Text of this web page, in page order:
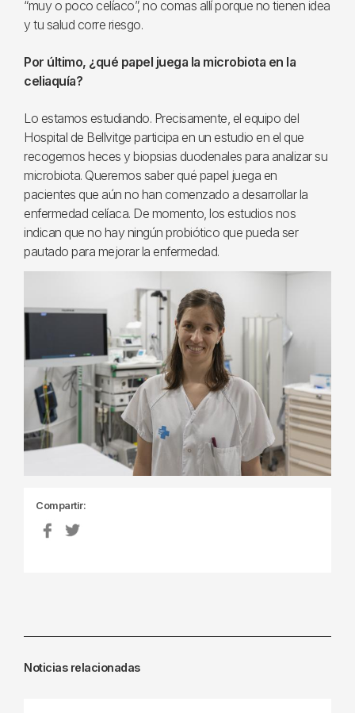
“muy o poco celíaco”, no comas allí porque no tienen idea
y tu salud corre riesgo.
Por último, ¿qué papel juega la microbiota en la
celiaquía?
Lo estamos estudiando. Precisamente, el equipo del
Hospital de Bellvitge participa en un estudio en el que
recogemos heces y biopsias duodenales para analizar su
microbiota. Queremos saber qué papel juega en
pacientes que aún no han comenzado a desarrollar la
enfermedad celíaca. De momento, los estudios nos
indican que no hay ningún probiótico que pueda ser
pautado para mejorar la enfermedad.
Compartir:
Noticias relacionadas